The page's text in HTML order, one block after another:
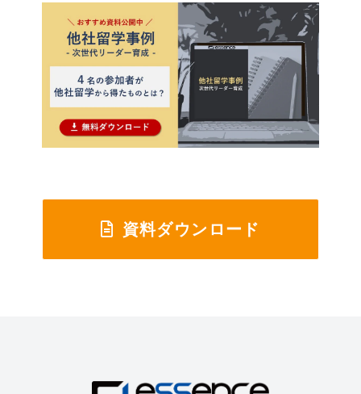
資料ダウンロード